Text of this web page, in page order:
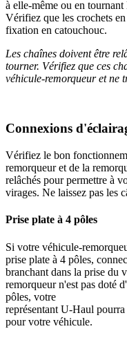
à elle-même ou en
Vérifiez que les crochets
fixation en catouchouc.
Les chaînes doivent être
tourner. Vérifiez que ces
véhicule-remorqueur et ne
Connexions
Vérifiez le bon
remorqueur et de la
relâchés pour permettre à
virages. Ne laissez pas les
Prise plate à 4 pôles
Si votre véhicule-
prise plate à 4 pôles,
branchant dans la prise du
remorqueur n'est pas doté
pôles, votre
représentant U-Haul
pour votre véhicule.